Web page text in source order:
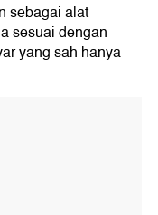
sebagai alat
sesuai dengan
yang sah hanya